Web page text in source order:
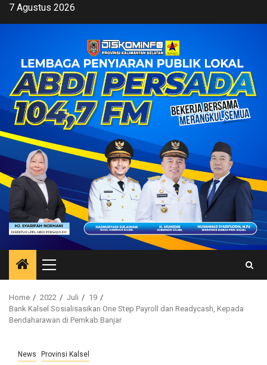
Skip7 Agustus 2026
Primary
Menu
Home 2022 Juli
19
Bank Kalsel Sosialisasikan One Step Payroll dan Readycash, Kepada
Bendaharawan di Pemkab Banjar
News Provinsi Kalsel